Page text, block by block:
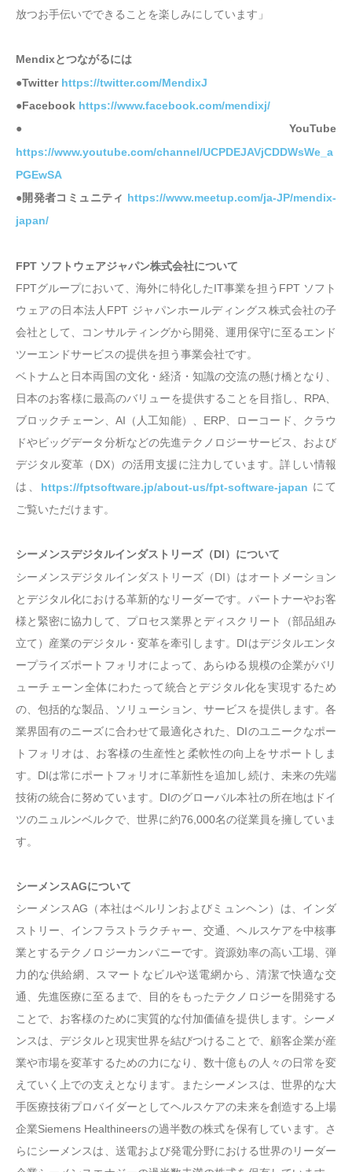
放つお手伝いでできることを楽しみにしています」
Mendixとつながるには
●Twitter https://twitter.com/MendixJ
●Facebook https://www.facebook.com/mendixj/
●YouTube
https://www.youtube.com/channel/UCPDEJAVjCDDWsWe_a
PGEwSA
●開発者コミュニティ https://www.meetup.com/ja-JP/mendix-
japan/
FPT ソフトウェアジャパン株式会社について
FPTグループにおいて、海外に特化したIT事業を担うFPT ソフト
ウェアの日本法人FPT ジャパンホールディングス株式会社の子
会社として、コンサルティングから開発、運用保守に至るエンド
ツーエンドサービスの提供を担う事業会社です。
ベトナムと日本両国の文化・経済・知識の交流の懸け橋となり、
日本のお客様に最高のバリューを提供することを目指し、RPA、
ブロックチェーン、AI（人工知能）、ERP、ローコード、クラウ
ドやビッグデータ分析などの先進テクノロジーサービス、および
デジタル変革（DX）の活用支援に注力しています。詳しい情報
は、 https://fptsoftware.jp/about-us/fpt-software-japan にて
ご覧いただけます。
シーメンスデジタルインダストリーズ（DI）について
シーメンスデジタルインダストリーズ（DI）はオートメーション
とデジタル化における革新的なリーダーです。パートナーやお客
様と緊密に協力して、プロセス業界とディスクリート（部品組み
立て）産業のデジタル・変革を牽引します。DIはデジタルエンタ
ープライズポートフォリオによって、あらゆる規模の企業がバリ
ューチェーン全体にわたって統合とデジタル化を実現するため
の、包括的な製品、ソリューション、サービスを提供します。各
業界固有のニーズに合わせて最適化された、DIのユニークなポー
トフォリオは、お客様の生産性と柔軟性の向上をサポートしま
す。DIは常にポートフォリオに革新性を追加し続け、未来の先端
技術の統合に努めています。DIのグローバル本社の所在地はドイ
ツのニュルンベルクで、世界に約76,000名の従業員を擁していま
す。
シーメンスAGについて
シーメンスAG（本社はベルリンおよびミュンヘン）は、インダ
ストリー、インフラストラクチャー、交通、ヘルスケアを中核事
業とするテクノロジーカンパニーです。資源効率の高い工場、弾
力的な供給網、スマートなビルや送電網から、清潔で快適な交
通、先進医療に至るまで、目的をもったテクノロジーを開発する
ことで、お客様のために実質的な付加価値を提供します。シーメ
ンスは、デジタルと現実世界を結びつけることで、顧客企業が産
業や市場を変革するための力になり、数十億もの人々の日常を変
えていく上での支えとなります。またシーメンスは、世界的な大
手医療技術プロバイダーとしてヘルスケアの未来を創造する上場
企業Siemens Healthineersの過半数の株式を保有しています。さ
らにシーメンスは、送電および発電分野における世界のリーダー